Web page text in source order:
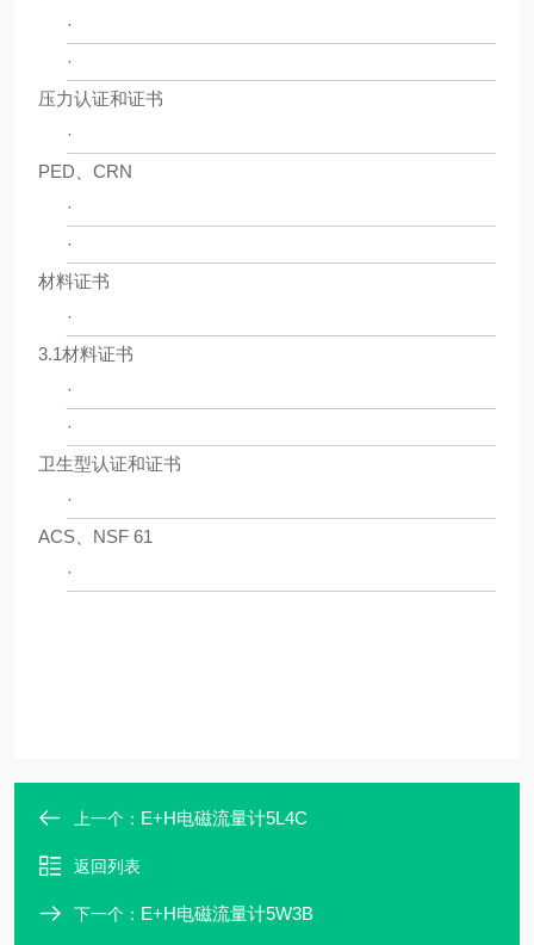
·
·
压力认证和证书
·
PED、CRN
·
·
材料证书
·
3.1材料证书
·
·
卫生型认证和证书
·
ACS、NSF 61
·
上一个： E+H电磁流量计5L4C
返回列表
下一个： E+H电磁流量计5W3B